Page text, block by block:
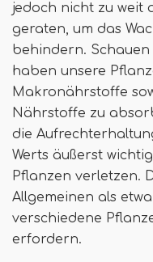
jedoch nicht zu weit
geraten, um das
behindern. Schauen
haben unsere
Makronährstoffe
Nährstoffe zu
die
Werts äußerst
Pflanzen verletzen.
Allgemeinen als
verschiedene
erfordern.